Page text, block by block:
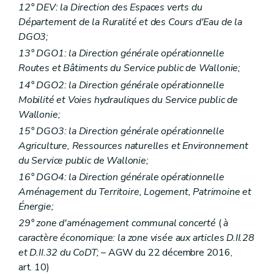
12° DEV: la Direction des Espaces verts du
Département de la Ruralité et des Cours d'Eau de la
DGO3;
13° DGO1: la Direction générale opérationnelle
Routes et Bâtiments du Service public de Wallonie;
14° DGO2: la Direction générale opérationnelle
Mobilité et Voies hydrauliques du Service public de
Wallonie;
15° DGO3: la Direction générale opérationnelle
Agriculture, Ressources naturelles et Environnement
du Service public de Wallonie;
16° DGO4: la Direction générale opérationnelle
Aménagement du Territoire, Logement, Patrimoine et
Énergie;
29° zone d'aménagement communal concerté (à
caractère économique: la zone visée aux articles D.II.28
et D.II.32 du CoDT;– AGW du 22 décembre 2016,
art. 10)